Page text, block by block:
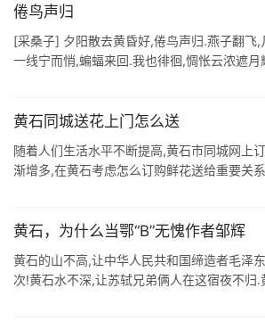
倦鸟声归
[采桑子] 夕阳散去黄昏好,倦鸟声归.燕子翻飞
一线宁而悄,蝙蝠来回.我也徘徊,惆怅云浓遮月
黄石同城送花上门怎么送
随着人们生活水平不断提高,黄石市同城网上
渐增多,在黄石考虑怎么订购鲜花送给重要关
黄石，为什么当鄂“B”无愧作者邹辉
黄石的山不高,让中华人民共和国缔造者毛泽
次!黄石水不深,让苏轼兄弟俩人在这宿夜不归